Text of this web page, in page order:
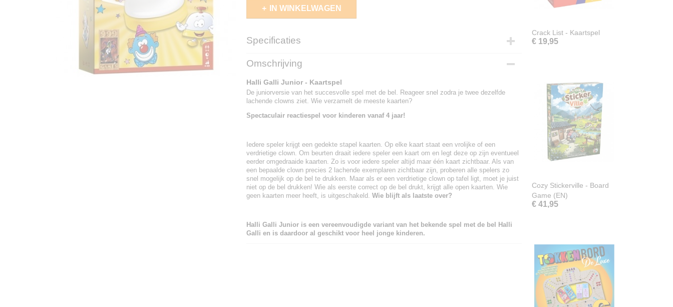
IN WINKELWAGEN
Specificaties
EAN code
Omschrijving
Halli Galli Junior - Kaartspel
De juniorversie van het succesvolle spel met de bel. Reageer snel zodra je twee dezelfde
lachende clowns ziet. Wie verzamelt de meeste kaarten?
Spectaculair reactiespel voor kinderen vanaf 4 jaar!
Iedere speler krijgt een gedekte stapel kaarten. Op elke kaart staat een vrolijke of een
verdrietige clown. Om beurten draait iedere speler een kaart om en legt deze op zijn eventueel
eerder omgedraaide kaarten. Zo is voor iedere speler altijd maar één kaart zichtbaar. Als van
een bepaalde clown precies 2 lachende exemplaren zichtbaar zijn, proberen alle spelers zo
snel mogelijk op de bel te drukken. Maar als er een verdrietige clown op tafel ligt, moet je juist
niet op de bel drukken! Wie als eerste correct op de bel drukt, krijgt alle open kaarten. Wie
geen kaarten meer heeft, is uitgeschakeld. Wie blijft als laatste over?
Halli Galli Junior is een vereenvoudigde variant van het bekende spel met de bel Halli
Galli en is daardoor al geschikt voor heel jonge kinderen.
Crack List - Kaartspel
€ 19,95
Cozy Stickerville - Board
Game (EN)
€ 41,95